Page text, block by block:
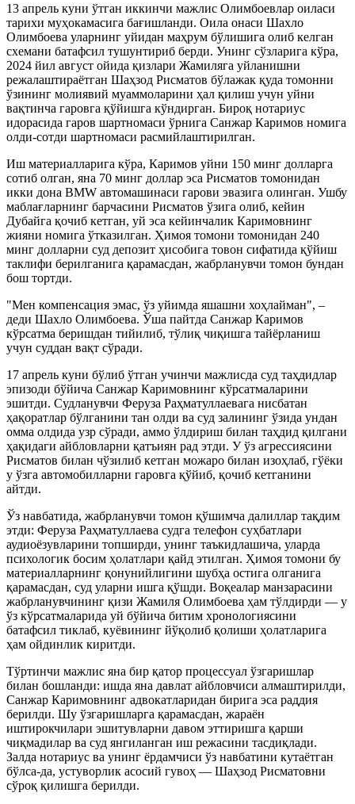
13 апрель куни ўтган иккинчи мажлис Олимбоевлар оиласи
тарихи муҳокамасига бағишланди. Оила онаси Шахло
Олимбоева уларнинг уйидан маҳрум бўлишига олиб келган
схемани батафсил тушунтириб берди. Унинг сўзларига кўра,
2024 йил август ойида қизлари Жамиляга уйланишни
режалаштираётган Шаҳзод Рисматов бўлажак қуда томонни
ўзининг молиявий муаммоларини ҳал қилиш учун уйни
вақтинча гаровга қўйишга кўндирган. Бироқ нотариус
идорасида гаров шартномаси ўрнига Санжар Каримов номига
олди-сотди шартномаси расмийлаштирилган.
Иш материалларига кўра, Каримов уйни 150 минг долларга
сотиб олган, яна 70 минг доллар эса Рисматов томонидан
икки дона BMW автомашинаси гарови эвазига олинган. Ушбу
маблағларнинг барчасини Рисматов ўзига олиб, кейин
Дубайга қочиб кетган, уй эса кейинчалик Каримовнинг
жияни номига ўтказилган. Ҳимоя томони томонидан 240
минг долларни суд депозит ҳисобига товон сифатида қўйиш
таклифи берилганига қарамасдан, жабрланувчи томон бундан
бош тортди.
"Мен компенсация эмас, ўз уйимда яшашни хоҳлайман", –
деди Шахло Олимбоева. Ўша пайтда Санжар Каримов
кўрсатма беришдан тийилиб, тўлиқ чиқишга тайёрланиш
учун суддан вақт сўради.
17 апрель куни бўлиб ўтган учинчи мажлисда суд таҳдидлар
эпизоди бўйича Санжар Каримовнинг кўрсатмаларини
эшитди. Судланувчи Феруза Раҳматуллаевага нисбатан
ҳақоратлар бўлганини тан олди ва суд залининг ўзида ундан
омма олдида узр сўради, аммо ўлдириш билан таҳдид қилгани
ҳақидаги айбловларни қатъиян рад этди. У ўз агрессиясини
Рисматов билан чўзилиб кетган можаро билан изоҳлаб, гўёки
у ўзга автомобилларни гаровга қўйиб, қочиб кетганини
айтди.
Ўз навбатида, жабрланувчи томон қўшимча далиллар тақдим
этди: Феруза Раҳматуллаева судга телефон суҳбатлари
аудиоёзувларини топширди, унинг таъкидлашича, уларда
психологик босим ҳолатлари қайд этилган. Ҳимоя томони бу
материалларнинг қонунийлигини шубҳа остига олганига
қарамасдан, суд уларни ишга қўшди. Воқеалар манзарасини
жабрланувчининг қизи Жамиля Олимбоева ҳам тўлдирди — у
ўз кўрсатмаларида уй бўйича битим хронологиясини
батафсил тиклаб, куёвининг йўқолиб қолиши ҳолатларига
ҳам ойдинлик киритди.
Тўртинчи мажлис яна бир қатор процессуал ўзгаришлар
билан бошланди: ишда яна давлат айбловчиси алмаштирилди,
Санжар Каримовнинг адвокатларидан бирига эса раддия
берилди. Шу ўзгаришларга қарамасдан, жараён
иштирокчилари эшитувларни давом эттиришга қарши
чиқмадилар ва суд янгиланган иш режасини тасдиқлади.
Залда нотариус ва унинг ёрдамчиси ўз навбатини кутаётган
бўлса-да, устуворлик асосий гувоҳ — Шаҳзод Рисматовни
сўроқ қилишга берилди.